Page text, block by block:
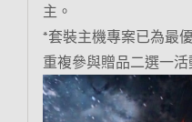
主。
*套裝主機專案已為最
重複參與贈品二選一活